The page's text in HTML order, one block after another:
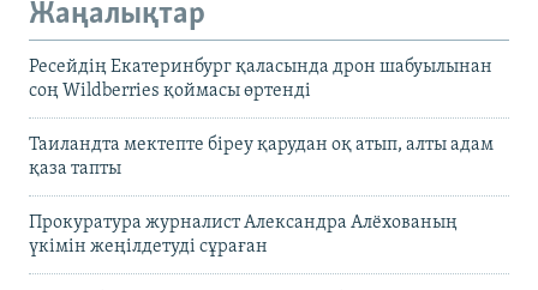
Жаңалықтар
Ресейдің Екатеринбург қаласында дрон шабуылынан
соң Wildberries қоймасы өртенді
Таиландта мектепте біреу қарудан оқ атып, алты адам
қаза тапты
Прокуратура журналист Александра Алёхованың
үкімін жеңілдетуді сұраған